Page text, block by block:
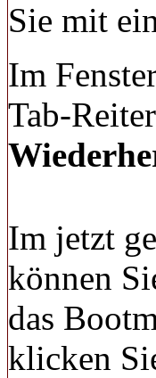
Sie mit
Im
Tab-Reiter
Im jetzt
können
das
klicken